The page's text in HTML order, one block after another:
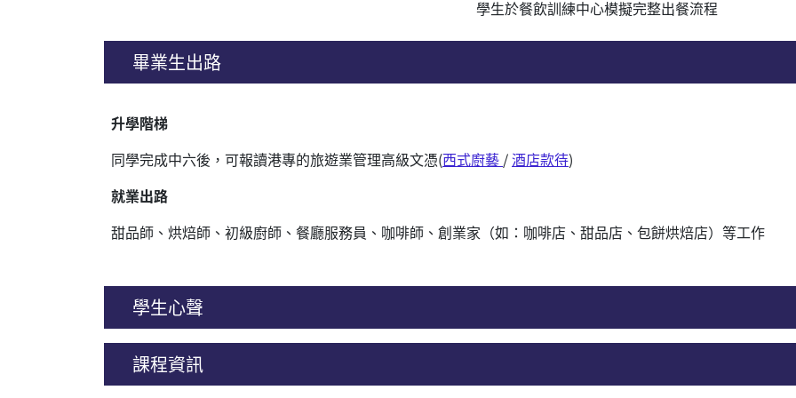
學生於餐飲訓練中心模擬完整出餐流程
畢業生出路
升學階梯
同學完成中六後，可報讀港專的旅遊業管理高級文憑(西式廚藝 /酒店款待)
就業出路
甜品師、烘焙師、初級廚師、餐廳服務員、咖啡師、創業家（如：咖啡店、甜品店、包餅烘焙店）等工作
學生心聲
課程資訊